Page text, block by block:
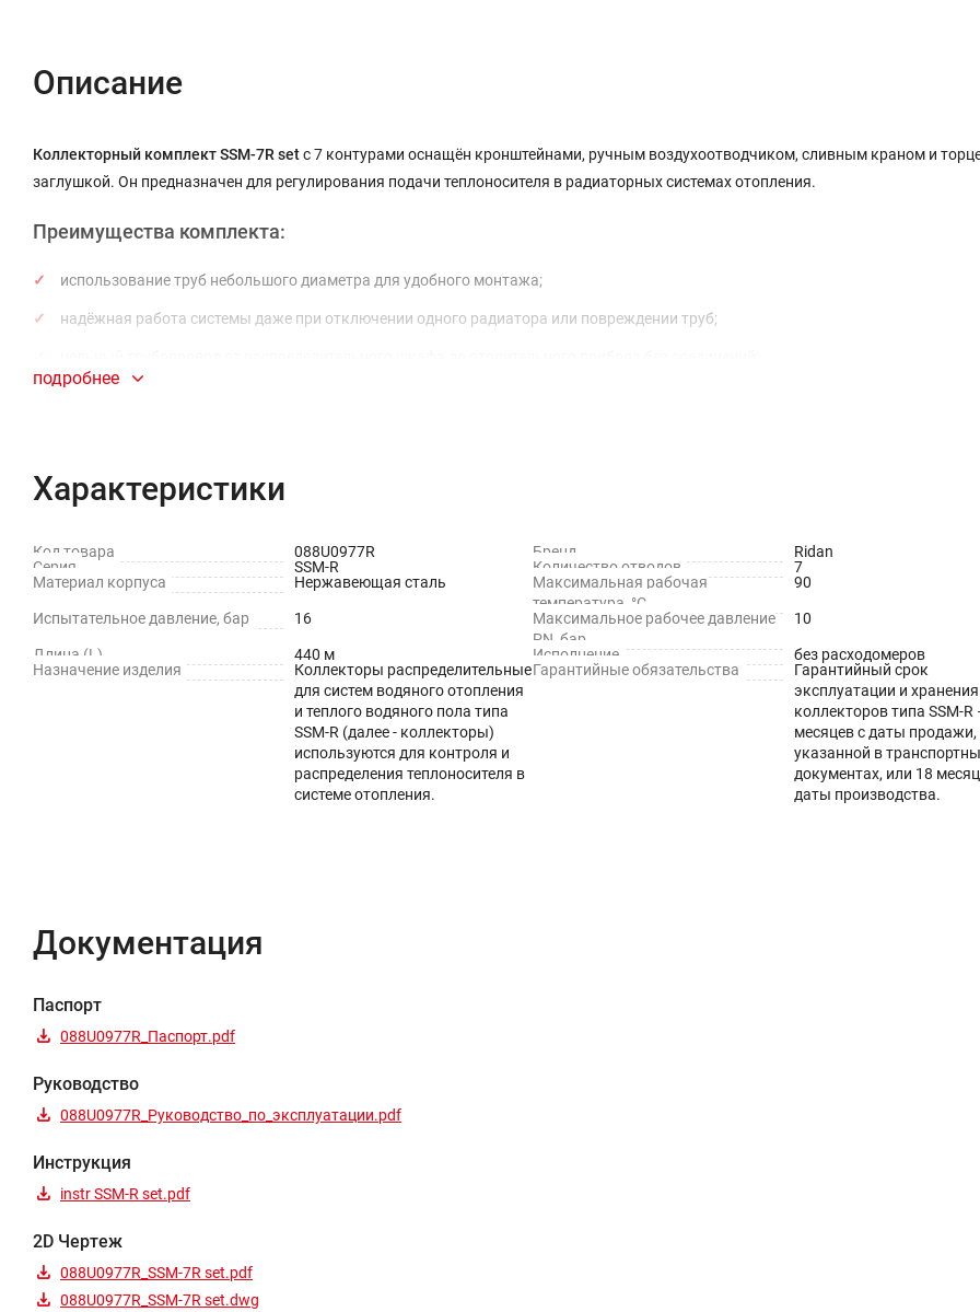
Описание
Коллекторный комплект SSM-7R setс 7 контурами оснащён кронштейнами, ручным воздухоотводчиком, сливным краном и
заглушкой. Он предназначен для регулирования подачи теплоносителя в радиаторных системах отопления.
Преимущества комплекта:
использование труб небольшого диаметра для удобного монтажа;
надёжная работа системы даже при отключении одного радиатора или повреждении труб;
подробнее
Характеристики
Код товара 088U0977R Бренд
Ridan
Серия
SSM-R Количество отводов
7
Материал корпуса
Нержавеющая сталь
Максимальная рабочая
температура, °C
90
Испытательное давление, бар 16
Максимальное рабочее давление
PN, бар
10
Длина (L) 440 м Исполнение
без расходомеров
Назначение изделия
Коллекторы распределительные
для систем водяного отопления
и теплого водяного пола типа
SSM-R (далее - коллекторы)
используются для контроля и
распределения теплоносителя в
системе отопления.
Гарантийные обязательства
Гарантийный срок
эксплуатации и хранения
коллекторов типа SSM-R
месяцев с даты продажи,
указанной в
документах, или 18
даты производства.
Документация
Паспорт
088U0977R_Паспорт.pdf
Руководство
088U0977R_Руководство_по_эксплуатации.pdf
Инструкция
instr SSM-R set.pdf
2D Чертеж
088U0977R_SSM-7R set.pdf
088U0977R_SSM-7R set.dwg